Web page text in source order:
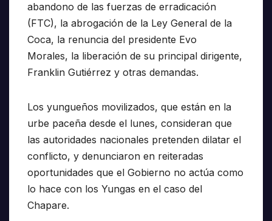
abandono de las fuerzas de erradicación
(FTC), la abrogación de la Ley General de la
Coca, la renuncia del presidente Evo
Morales, la liberación de su principal dirigente,
Franklin Gutiérrez y otras demandas.
Los yungueños movilizados, que están en la
urbe paceña desde el lunes, consideran que
las autoridades nacionales pretenden dilatar el
conflicto, y denunciaron en reiteradas
oportunidades que el Gobierno no actúa como
lo hace con los Yungas en el caso del
Chapare.